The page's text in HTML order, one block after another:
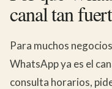
canal tan
Para muchos
WhatsApp ya es el
consulta horarios,